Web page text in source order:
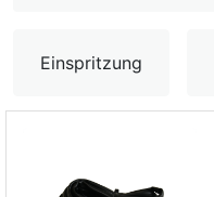
Einspritzung